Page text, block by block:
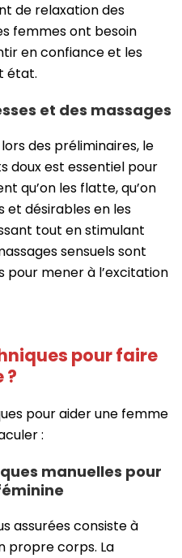
de relaxation des
femmes ont besoin
en confiance et les
état.
et des massages
des préliminaires, le
doux est essentiel pour
qu’on les flatte, qu’on
et désirables en les
tout en stimulant
sensuels sont
mener à l’excitation
pour faire
?
pour aider une femme
:
manuelles pour
assurées consiste à
propre corps. La